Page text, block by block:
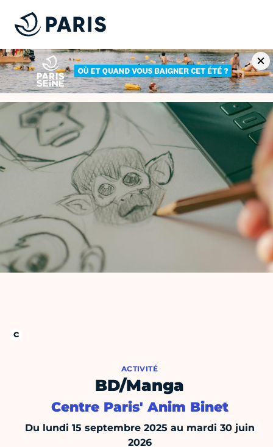
ACTIVITÉ
BD/Manga
Centre Paris' Anim Binet
Du lundi 15 septembre 2025 au mardi 30 juin
2026